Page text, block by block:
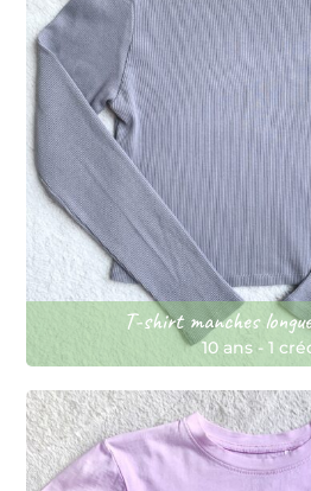
T-shirt manches
10 ans - 1